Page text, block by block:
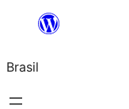
o
conteúdo
Brasil